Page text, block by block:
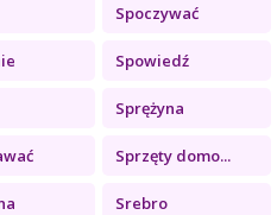
Spoczywać
Spowiedź
Sprężyna
Sprzęty domo...
Srebro